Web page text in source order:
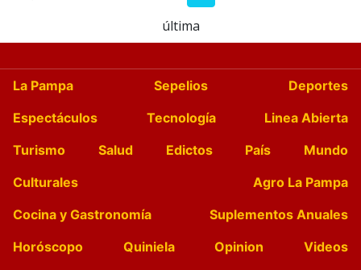
última
La Pampa Sepelios
Deportes
Espectáculos
Tecnología
Linea Abierta
Turismo
Salud Edictos País
Mundo
Culturales
Agro La Pampa
Cocina y Gastronomía
Suplementos Anuales
Horóscopo
Quiniela Opinion
Videos